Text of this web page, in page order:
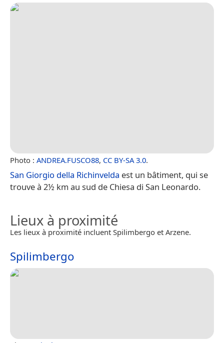
Photo : ANDREA.FUSCO88, CC BY-SA 3.0.
San Giorgio della Richinvelda est un bâtiment, qui se
trouve à 2½ km au sud de Chiesa di San Leonardo.
Lieux à proximité
Les lieux à proximité incluent Spilimbergo et Arzene.
Spilimbergo